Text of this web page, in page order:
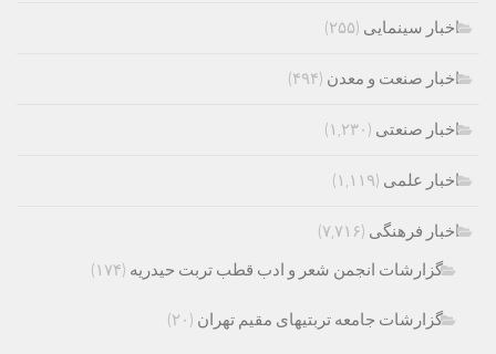
اخبار سینمایی (۲۵۵)
اخبار صنعت و معدن (۴۹۴)
اخبار صنعتی (۱,۲۳۰)
اخبار علمی (۱,۱۱۹)
اخبار فرهنگی (۷,۷۱۶)
گزارشات انجمن شعر و ادب قطب تربت حیدریه (۱۷۴)
گزارشات جامعه تربتیهای مقیم تهران (۲۰)